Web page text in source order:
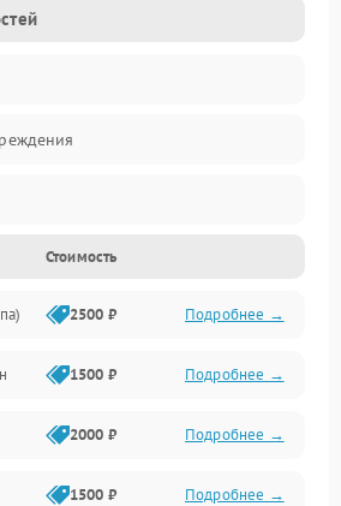
Стоимость
2500 ₽ Подробнее →
1500 ₽ Подробнее →
2000 ₽ Подробнее →
1500 ₽ Подробнее →